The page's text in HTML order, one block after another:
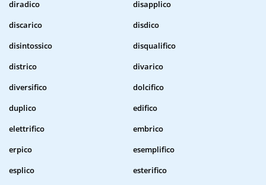
diradico
disapplico
discarico
disdico
disintossico
disqualifico
districo
divarico
diversifico
dolcifico
duplico
edifico
elettrifico
embrico
erpico
esemplifico
esplico
esterifico